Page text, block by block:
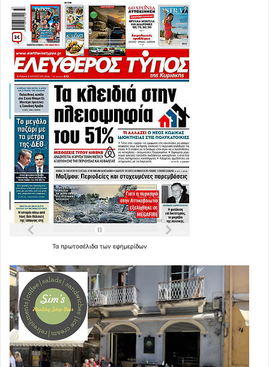
Τα πρωτοσέλιδα των εφημερίδων